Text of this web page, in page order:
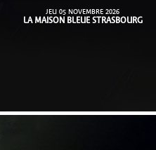
JEU 05 NOVEMBRE 2026
LA MAISON BLEUE STRASBOURG